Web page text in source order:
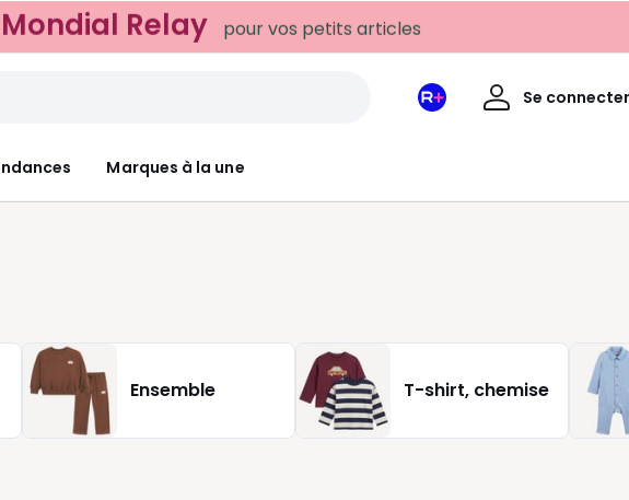
Mondial Relay pour vos petits articles
Marques à la une
Mon
Se
Mon
Ensemble T-shirt, chemise